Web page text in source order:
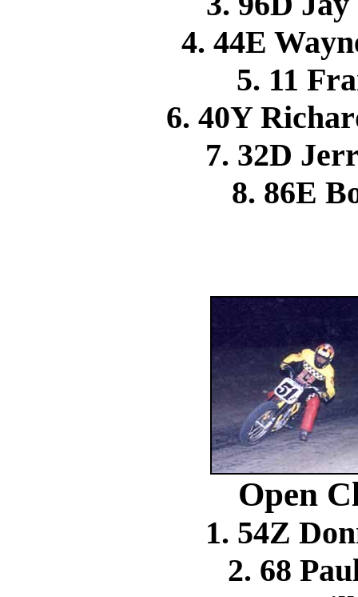
4. 44E
5. 11
6. 40Y
7. 32D
8. 86E
Open
1. 54Z
2. 68